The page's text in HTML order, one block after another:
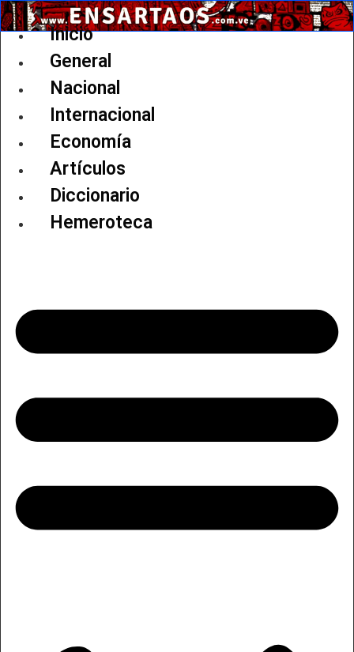
Ir
al
Inicio
General
Nacional
Internacional
Economía
Artículos
Diccionario
Hemeroteca